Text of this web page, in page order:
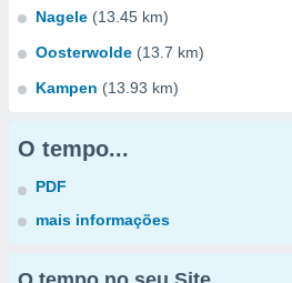
Nagele (13.45 km)
Oosterwolde (13.7 km)
Kampen (13.93 km)
O tempo...
PDF
mais informações